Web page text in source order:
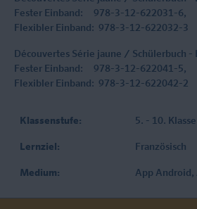
Fester Einband: 978-3-12-622031-6,
Flexibler Einband: 978-3-12-622032-3
Découvertes Série jaune / Schülerbuch -
Fester Einband: 978-3-12-622041-5,
Flexibler Einband: 978-3-12-622042-2
Klassenstufe: 5. - 10. Klasse
Lernziel: Französisch
Medium: App Android ,